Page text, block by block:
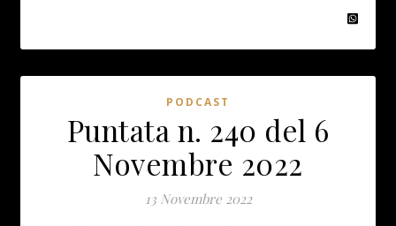
PODCAST
Puntata n. 240 del 6
Novembre 2022
13 Novembre 2022